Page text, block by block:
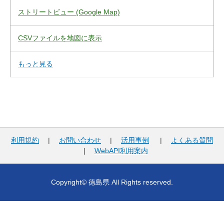
ストリートビュー (Google Map)
CSVファイルを地図に表示
もっと見る
利用規約 | お問い合わせ | 活用事例 |
よくある質問
| WebAPI利用案内
Copyright© 徳島県 All Rights reserved.